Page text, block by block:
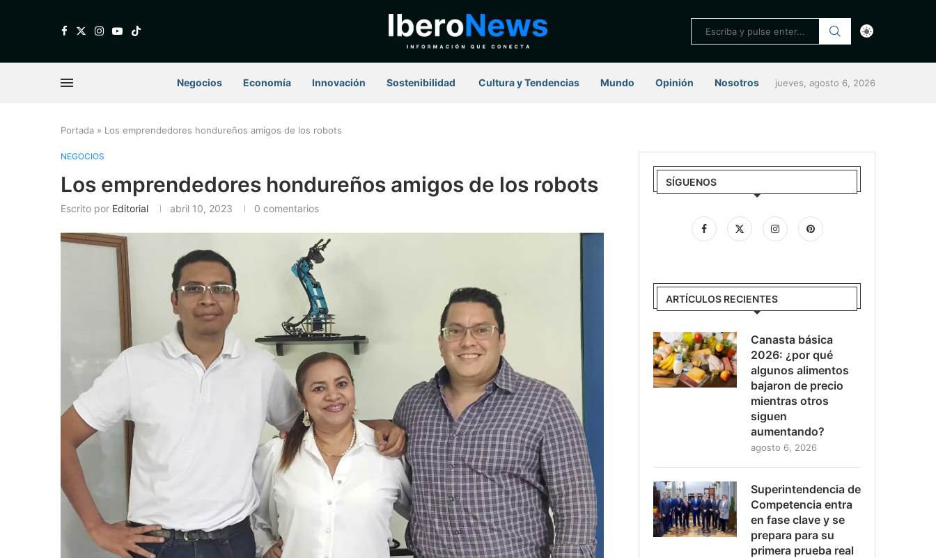
Negocios Economía Innovación Sostenibilidad ⁠ Cultura y Tendencias Mundo Opinión Nosotros jueves, agosto 6, 2026
Portada » Los emprendedores hondureños amigos de los robots
NEGOCIOS
Los emprendedores hondureños amigos de los robots
Escrito por Editorial abril 10, 2023 0 comentarios
SÍGUENOS
ARTÍCULOS RECIENTES
Canasta básica
2026: ¿por qué
algunos alimentos
bajaron de precio
mientras otros
siguen
aumentando?
agosto 6, 2026
Superintendencia de
Competencia entra
en fase clave y se
prepara para su
primera prueba real